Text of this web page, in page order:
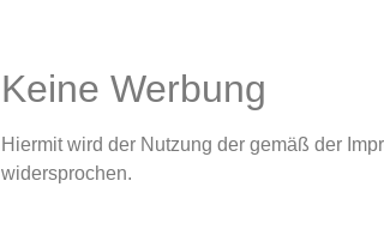
Keine Werbung
Hiermit wird der Nutzung der gemäß der
widersprochen.